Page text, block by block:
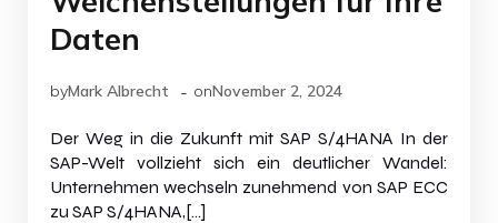
Daten
byMark Albrecht - onNovember 2, 2024
Der Weg in die Zukunft mit SAP S/4HANA In der
SAP-Welt vollzieht sich ein deutlicher Wandel:
Unternehmen wechseln zunehmend von SAP ECC
zu SAP S/4HANA,[…]